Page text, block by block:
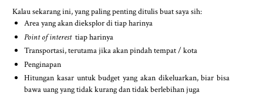
Kalau sekarang ini, yang paling penting ditulis buat saya sih:
Area yang akan dieksplor di tiap harinya
Point of interesttiap harinya
Transportasi, terutama jika akan pindah tempat / kota
Penginapan
Hitungan kasar untuk budget yang akan dikeluarkan, biar bisa
bawa uang yang tidak kurang dan tidak berlebihan juga